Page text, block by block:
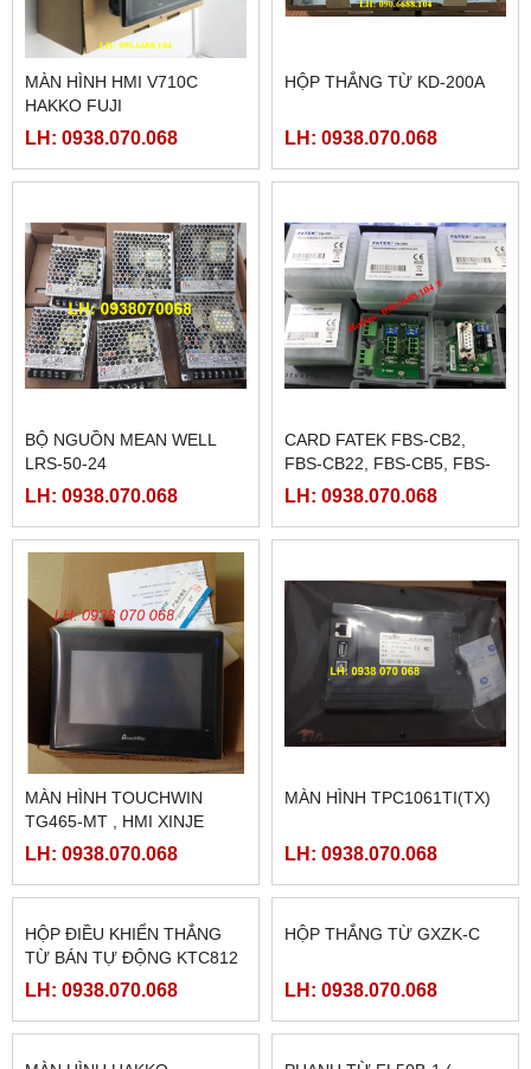
MÀN HÌNH HMI V710C
HAKKO FUJI
LH: 0938.070.068
HỘP THẮNG TỪ KD-200A
LH: 0938.070.068
BỘ NGUỒN MEAN WELL
LRS-50-24
LH: 0938.070.068
CARD FATEK FBS-CB2,
FBS-CB22, FBS-CB5, FBS-
CB25, FBS-CB55
LH: 0938.070.068
MÀN HÌNH TOUCHWIN
TG465-MT , HMI XINJE
TG465-MT
LH: 0938.070.068
MÀN HÌNH TPC1061TI(TX)
LH: 0938.070.068